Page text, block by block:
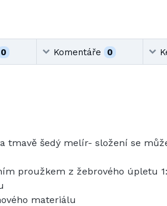
0 Komentáře 0
tmavě šedý melír- složení se
proužkem z žebrového úpletu
materiálu